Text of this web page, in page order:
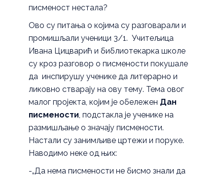
писменост нестала?
Ово су питања о којима су разговарали и
промишљали ученици 3/1. Учитељица
Ивана Цицварић и библиотекарка школе
су кроз разговор о писмености покушале
да инспирушу ученике да литерарно и
ликовно стварају на ову тему. Тема овог
малог пројекта, којим је обележен Дан
писмености, подстакла је ученике на
размишљање о значају писмености.
Настали су занимљиве цртежи и поруке.
Наводимо неке од њих:
-„Да нема писмености не бисмо знали да